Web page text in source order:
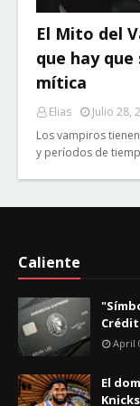
El Mito del
que hay
mítica
Elias
Julio 28,
Los vampiros
y períodos de
Caliente
April
El